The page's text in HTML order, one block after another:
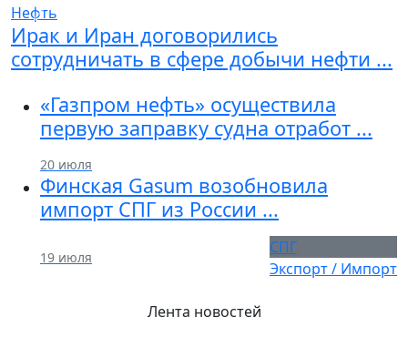
Нефть
Ирак и Иран договорились
сотрудничать в сфере добычи нефти ...
Previous
«Газпром нефть» осуществила
первую заправку судна отработ ...
20 июля
Финская Gasum возобновила
импорт СПГ из России ...
19 июля
СПГ
Экспорт / Импорт
Лента новостей